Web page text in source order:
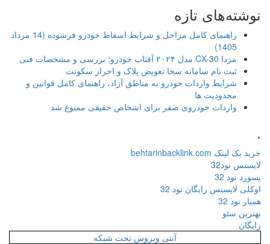
نوشته‌های تازه
راهنمای کامل مراحل و شرایط اسقاط خودرو فرسوده (14 مرداد
1405)
مزدا CX-30 مدل ۲۰۲۴ آفتاب خودرو؛ بررسی و مشخصات فنی
ثبت نام سامانه سخا تعویض پلاک و احراز سکونت
شرایط واردات خودرو به مناطق آزاد، راهنمای کامل قوانین و
محدودیت ها
واردات خودروی صفر برای اشخاص حقیقی ممنوع شد
خرید بک لینک behtarinbacklink.com
لایسنس نود32
پسورد نود 32
اوکلی لایسنس رایگان نود 32
همیار نود 32
بهترین سئو
رایگان
آنتی ویروس تحت شبکه